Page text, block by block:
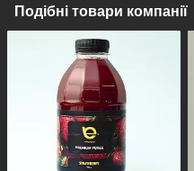
Подібні товари компанії